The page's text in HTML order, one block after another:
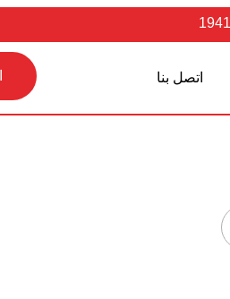
اتصل بنا